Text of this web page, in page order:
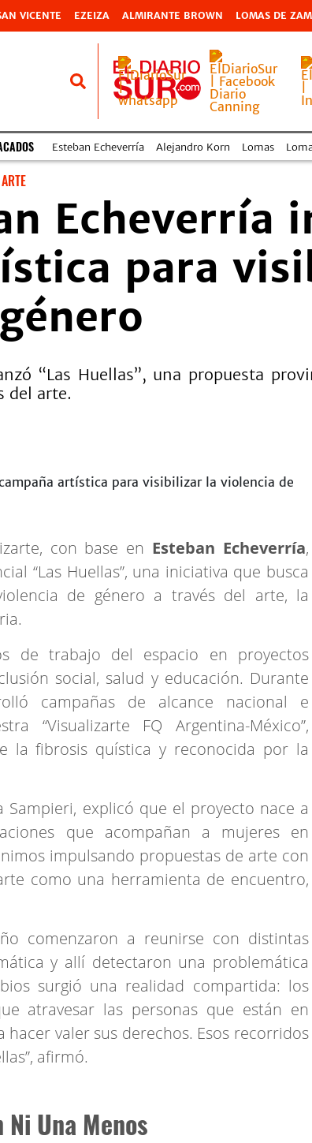
VICENTE EZEIZA ALMIRANTE BROWN LOMAS DE
Esteban Echeverría Alejandro Korn Lomas
ARTE
Echeverría
para
“Las Huellas”, una propuesta
del arte.
con base en Esteban Echeverría,
“Las Huellas”, una iniciativa que busca
de género a través del arte, la
de trabajo del espacio en proyectos
social, salud y educación. Durante
campañas de alcance nacional e
“Visualizarte FQ Argentina-México”,
la fibrosis quística y reconocida por la
Sampieri, explicó que el proyecto nace a
que acompañan a mujeres en
impulsando propuestas de arte con
como una herramienta de encuentro,
comenzaron a reunirse con distintas
y allí detectaron una problemática
surgió una realidad compartida: los
atravesar las personas que están en
valer sus derechos. Esos recorridos
afirmó.
Una Menos